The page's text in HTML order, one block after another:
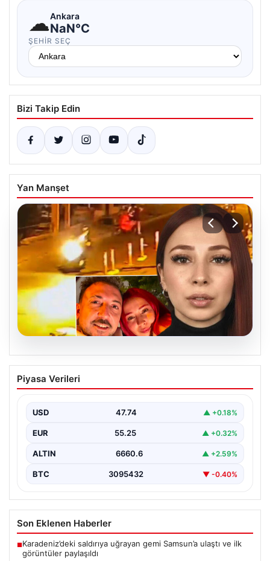
☁Ankara
NaN°C
ŞEHIR SEÇ
Bizi Takip Edin
Yan Manşet
07.08.2026
Nilda Müge Şahin cinayetinde yeni
ayrıntı. “Gördük ama emin olamadık”
Gelişmeler ve Detaylar", "content": "İstanbul'un Şişli
ilçesinde…
Piyasa Verileri
USD 47.74 ▲ +0.18%
EUR 55.25 ▲ +0.32%
ALTIN 6660.6 ▲ +2.59%
BTC 3095432 ▼ -0.40%
Son Eklenen Haberler
■Karadeniz’deki saldırıya uğrayan gemi Samsun’a ulaştı ve ilk
görüntüler paylaşıldı